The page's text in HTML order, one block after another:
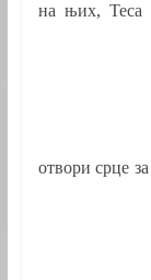
на њих, Теса
отвори срце